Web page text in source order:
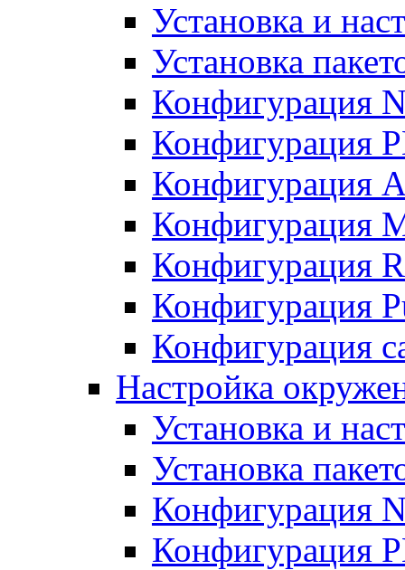
Установка и
Установка
Конфигурация
Конфигурация
Конфигурация
Конфигурация
Конфигурация
Конфигурация
Конфигурация
Настройка
Установка и
Установка
Конфигурация
Конфигурация